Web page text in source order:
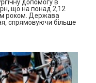
допомогу в
що на понад 2,12
роком. Держава
спрямовуючи більше